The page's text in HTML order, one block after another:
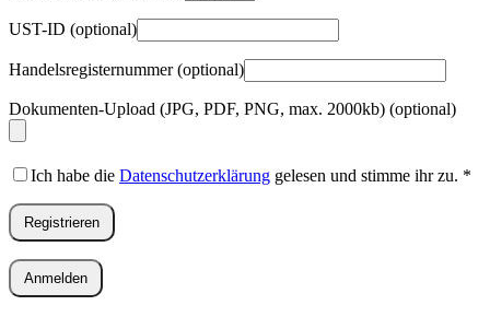
UST-ID (optional)
Handelsregisternummer(optional)
Dokumenten-Upload (JPG, PDF, PNG, max. 2000kb) (optional)
Ich habe die Datenschutzerklärung gelesen und stimme ihr zu. *
Registrieren
Anmelden